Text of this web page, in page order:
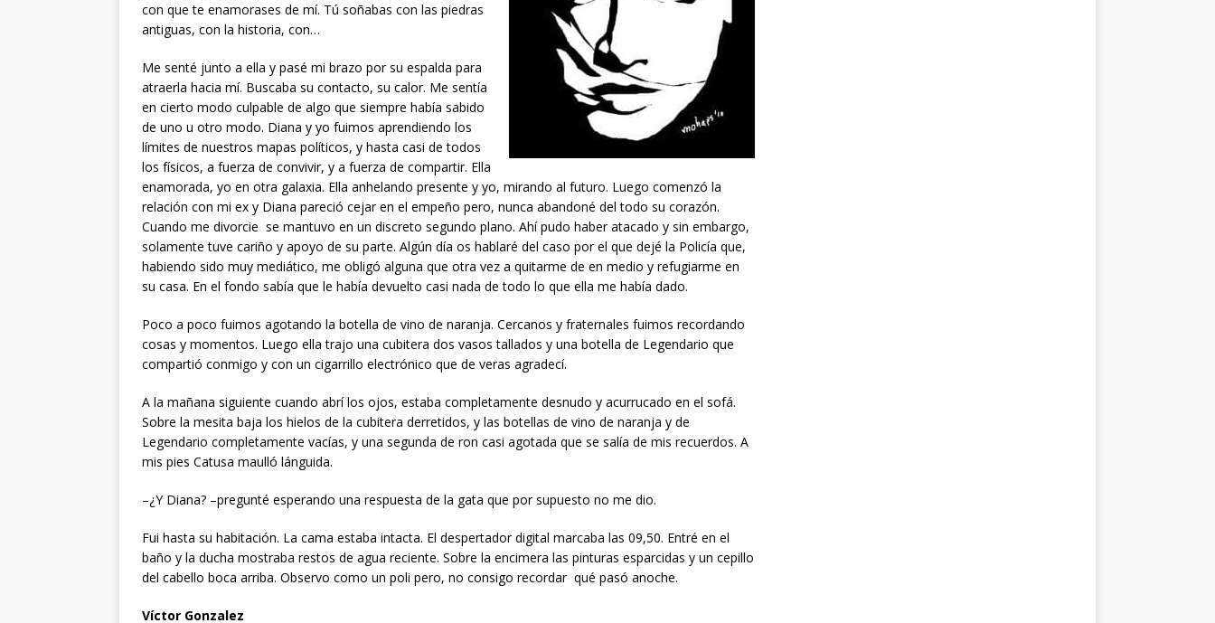
con que te enamorases de mí. Tú soñabas con las piedras
antiguas, con la historia, con…
Me senté junto a ella y pasé mi brazo por su espalda para
atraerla hacia mí. Buscaba su contacto, su calor. Me sentía
en cierto modo culpable de algo que siempre había sabido
de uno u otro modo. Diana y yo fuimos aprendiendo los
límites de nuestros mapas políticos, y hasta casi de todos
los físicos, a fuerza de convivir, y a fuerza de compartir. Ella
enamorada, yo en otra galaxia. Ella anhelando presente y yo, mirando al futuro. Luego comenzó la
relación con mi ex y Diana pareció cejar en el empeño pero, nunca abandoné del todo su corazón.
Cuando me divorcie se mantuvo en un discreto segundo plano. Ahí pudo haber atacado y sin embargo,
solamente tuve cariño y apoyo de su parte. Algún día os hablaré del caso por el que dejé la Policía que,
habiendo sido muy mediático, me obligó alguna que otra vez a quitarme de en medio y refugiarme en
su casa. En el fondo sabía que le había devuelto casi nada de todo lo que ella me había dado.
Poco a poco fuimos agotando la botella de vino de naranja. Cercanos y fraternales fuimos recordando
cosas y momentos. Luego ella trajo una cubitera dos vasos tallados y una botella de Legendario que
compartió conmigo y con un cigarrillo electrónico que de veras agradecí.
A la mañana siguiente cuando abrí los ojos, estaba completamente desnudo y acurrucado en el sofá.
Sobre la mesita baja los hielos de la cubitera derretidos, y las botellas de vino de naranja y de
Legendario completamente vacías, y una segunda de ron casi agotada que se salía de mis recuerdos. A
mis pies Catusa maulló lánguida.
–¿Y Diana? –pregunté esperando una respuesta de la gata que por supuesto no me dio.
Fui hasta su habitación. La cama estaba intacta. El despertador digital marcaba las 09,50. Entré en el
baño y la ducha mostraba restos de agua reciente. Sobre la encimera las pinturas esparcidas y un cepillo
del cabello boca arriba. Observo como un poli pero, no consigo recordar qué pasó anoche.
Víctor Gonzalez